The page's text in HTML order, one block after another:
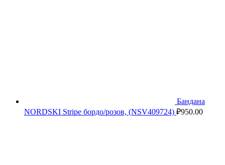
Бандана
NORDSKI Stripe бордо/розов, (NSV409724) ₽950.00